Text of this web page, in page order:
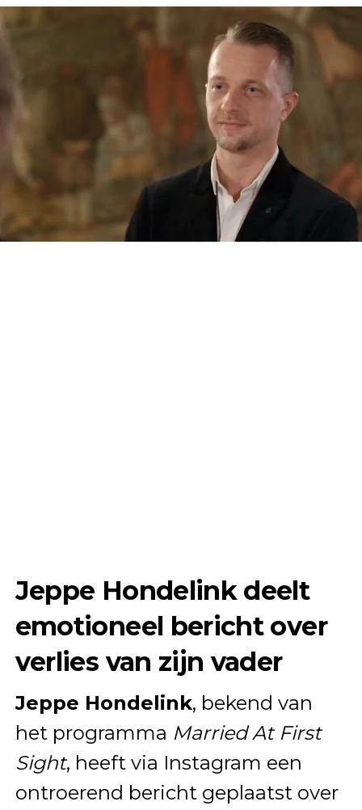
Jeppe Hondelink deelt
emotioneel bericht over
verlies van zijn vader
Jeppe Hondelink, bekend van
het programma Married At First
Sight, heeft via Instagram een
ontroerend bericht geplaatst over